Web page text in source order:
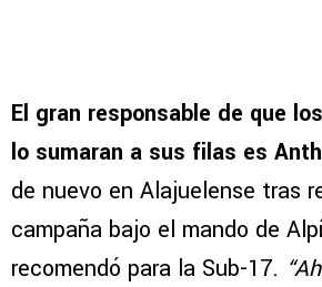
El gran responsable de que
lo sumaran a sus filas es
de nuevo en Alajuelense tras
campaña bajo el mando de
recomendó para la Sub-17.